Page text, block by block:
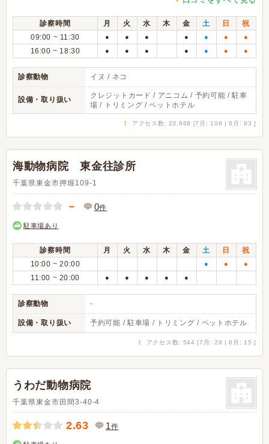
診察時間 月 火 水 木 金 土 日
祝
09:00 ~ 11:30
● ● ● ● ● ● ●
16:00 ~ 18:30 ● ● ● ● ● ● ●
診察動物 イヌ / ネコ
設備・取り扱い
クレジットカード / アニコム / 予約可能 / 駐車
場 / トリミング / ペットホテル
↑ アクセス数: 23,868 [7月: 108 | 6月: 83 ]
海動物病院 東金往診所
千葉県東金市押堀109-1
－ 0件
駐車場あり
診察時間 月 火 水 木 金 土 日
祝
10:00 ~ 20:00
● ● ●
11:00 ~ 20:00 ● ● ● ● ●
診察動物 -
設備・取り扱い 予約可能 / 駐車場 / トリミング / ペットホテル
↑ アクセス数: 544 [7月: 28 | 6月: 15 ]
うわだ動物病院
千葉県東金市田間3-40-4
2.63 1件